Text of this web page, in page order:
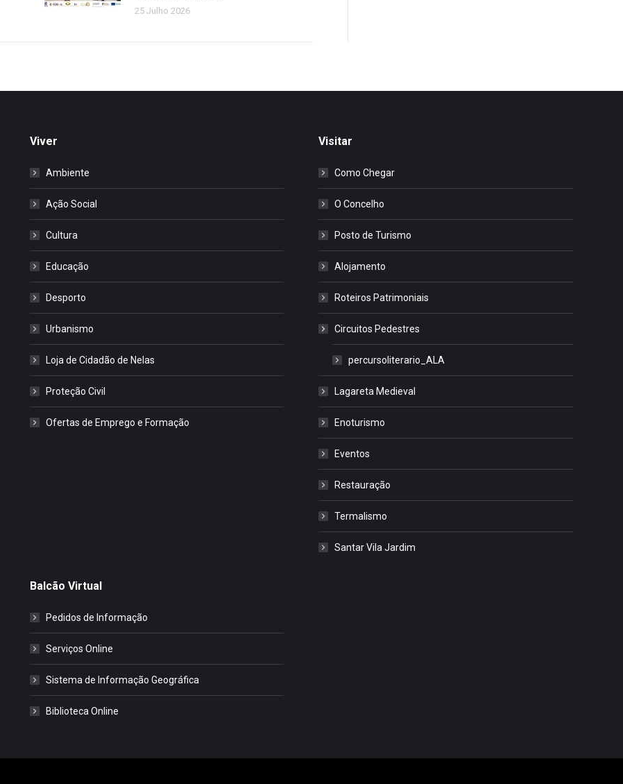
25 Julho 2026
Viver
Ambiente
Ação Social
Cultura
Educação
Desporto
Urbanismo
Loja de Cidadão de Nelas
Proteção Civil
Ofertas de Emprego e Formação
Visitar
Como Chegar
O Concelho
Posto de Turismo
Alojamento
Roteiros Patrimoniais
Circuitos Pedestres
percursoliterario_ALA
Lagareta Medieval
Enoturismo
Eventos
Restauração
Termalismo
Santar Vila Jardim
Balcão Virtual
Pedidos de Informação
Serviços Online
Sistema de Informação Geográfica
Biblioteca Online